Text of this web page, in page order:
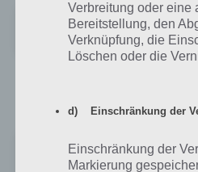
Movie Player -
Preis:Kostenlos+
MX Player
Preis:Wird
Verbreitung oder eine
Bereitstellung, den
Verknüpfung, die
Löschen oder die
d) Einschränkung der
Einschränkung der
Markierung